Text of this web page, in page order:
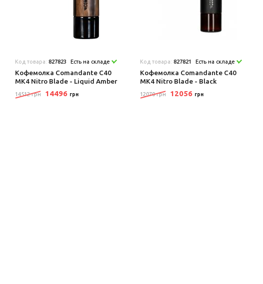
Код товара:827823 Есть на складе
Кофемолка Comandante C40
MK4 Nitro Blade - Liquid Amber
14512 грн 14496 грн
Код товара:827821 Есть на складе
Кофемолка Comandante C40
MK4 Nitro Blade - Black
12070 грн 12056 грн